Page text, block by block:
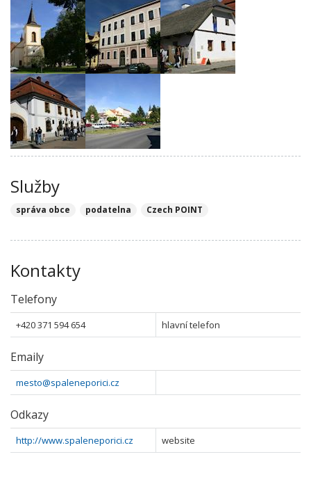
Služby
správa obce podatelna Czech POINT
Kontakty
Telefony
+420 371 594 654 hlavní telefon
Emaily
mesto@spaleneporici.cz
Odkazy
http://www.spaleneporici.cz website